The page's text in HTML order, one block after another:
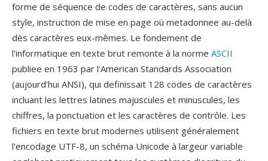
forme de séquence de codes de caractères, sans aucun
style, instruction de mise en page où metadonnee au-delà
dès caractères eux-mêmes. Le fondement de
l'informatique en texte brut remonte à la norme ASCII
publiee en 1963 par l'American Standards Association
(aujourd'hui ANSI), qui definissait 128 codes de caractères
incluant les lettres latines majuscules et minuscules, les
chiffres, la ponctuation et les caractères de contrôle. Les
fichiers en texte brut modernes utilisent généralement
l'encodage UTF-8, un schéma Unicode à largeur variable